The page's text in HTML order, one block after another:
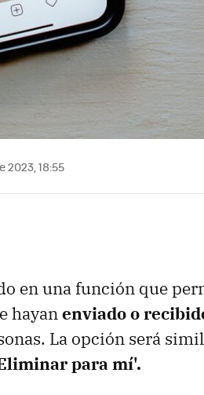
2023, 18:55
en una función que
hayanenviado o
La opción será
para mí'.